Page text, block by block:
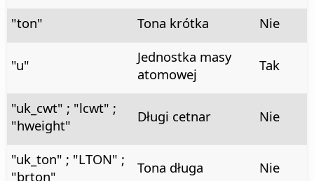
"ton"
Tona krótka Nie
"u"
Jednostka masy
atomowej
Tak
"uk_cwt" ; "lcwt" ;
"hweight"
Długi cetnar Nie
"uk_ton" ; "LTON" ;
"brton"
Tona długa Nie